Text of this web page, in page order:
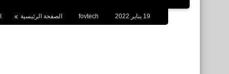
fovtech الصفحة الرئيسية